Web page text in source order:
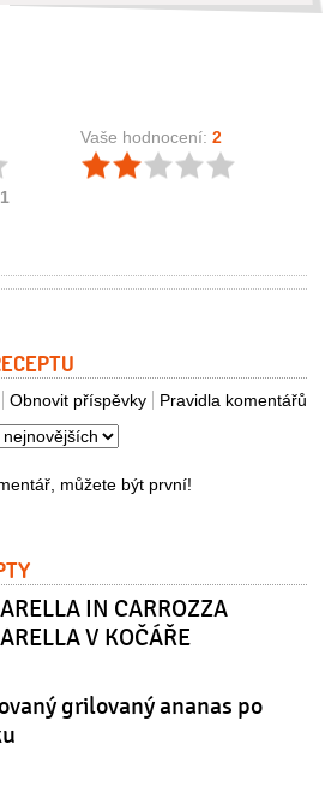
1
Vaše hodnocení: 2
Pravidla komentářů
Obnovit příspěvky
můžete být první!
IN CARROZZA
V KOČÁŘE
grilovaný ananas po